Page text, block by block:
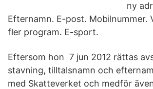
ny
Efternamn. E-post. Mobilnummer.
fler program. E-sport.
Eftersom hon 7 jun 2012 rättas
stavning, tilltalsnamn och
med Skatteverket och medför